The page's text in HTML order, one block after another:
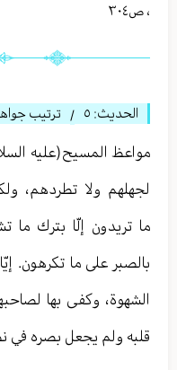
، ص٣٠٤
الحديث: ٥ / ترتيب
مواعظ المسيح(عليه
لجهلهم ولا تطردهم،
ما تريدون إلّا بترك ما
بالصبر على ما تكرهون.
الشهوة، وكفى بها
قلبه ولم يجعل بصره في